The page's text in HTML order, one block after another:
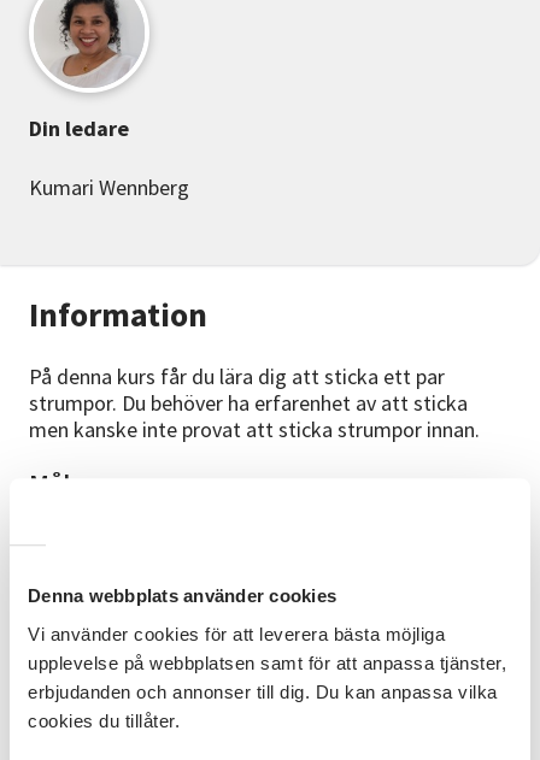
Denna webbplats använder cookies
Vi använder cookies för att leverera bästa möjliga
upplevelse på webbplatsen samt för att anpassa tjänster,
erbjudanden och annonser till dig. Du kan anpassa vilka
cookies du tillåter.
Information
På denna kurs får du lära dig att sticka ett par
strumpor. Du behöver ha erfarenhet av att sticka
men kanske inte provat att sticka strumpor innan.
Målgrupp
kunna grunderna i hur man stickar.
Mål
Att lära sig sticka ett par strumpor.
Innehåll
Ni stickar alla efter samma mönster på strumpa, från
Din ledare
Kumari Wennberg